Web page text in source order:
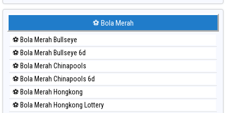
Paito Harian Sydney Lottery
Paito Harian Sydney Lottery 6d
Paito Harian Sydney Lotto
Paito Harian Sydney Pools 6d
Paito Harian Taipei
Paito Harian Taiwan
⚽ Bola Merah
⚽ Bola Merah Bullseye
⚽ Bola Merah Bullseye 6d
⚽ Bola Merah Chinapools
⚽ Bola Merah Chinapools 6d
⚽ Bola Merah Hongkong
⚽ Bola Merah Hongkong Lottery